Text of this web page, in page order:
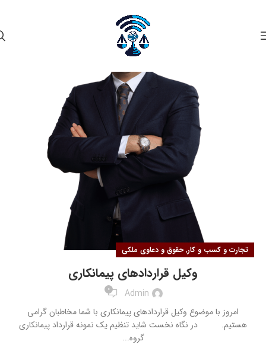
تجارت و کسب و کار,حقوق و دعاوی ملکی
وکیل قراردادهای پیمانکاری
Admin
0
امروز با موضوع وکیل قراردادهای پیمانکاری با شما مخاطبان گرامی
هستیم. در نگاه نخست شاید تنظیم یک نمونه قرارداد پیمانکاری
گروه...